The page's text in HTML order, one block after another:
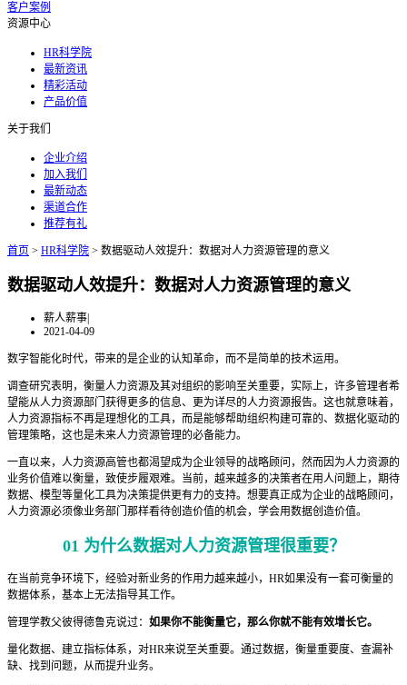
客户案例
资源中心
HR科学院
最新资讯
精彩活动
产品价值
关于我们
企业介绍
加入我们
最新动态
渠道合作
推荐有礼
首页 > HR科学院 > 数据驱动人效提升：数据对人力资源管理的意义
数据驱动人效提升：数据对人力资源管理的意义
薪人薪事|
2021-04-09
数字智能化时代，带来的是企业的认知革命，而不是简单的技术运用。
调查研究表明，衡量人力资源及其对组织的影响至关重要，实际上，许多管理者希
望能从人力资源部门获得更多的信息、更为详尽的人力资源报告。这也就意味着，
人力资源指标不再是理想化的工具，而是能够帮助组织构建可靠的、数据化驱动的
管理策略，这也是未来人力资源管理的必备能力。
一直以来，人力资源高管也都渴望成为企业领导的战略顾问，然而因为人力资源的
业务价值难以衡量，致使步履艰难。当前，越来越多的决策者在用人问题上，期待
数据、模型等量化工具为决策提供更有力的支持。想要真正成为企业的战略顾问，
人力资源必须像业务部门那样看待创造价值的机会，学会用数据创造价值。
01 为什么数据对人力资源管理很重要？
在当前竞争环境下，经验对新业务的作用力越来越小，HR如果没有一套可衡量的
数据体系，基本上无法指导其工作。
管理学教父彼得德鲁克说过： 如果你不能衡量它， 那么你就不能有效增长它。
量化数据、建立指标体系，对HR来说至关重要。通过数据，衡量重要度、查漏补
缺、找到问题，从而提升业务。